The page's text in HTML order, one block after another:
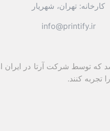
کارخانه: تهران، شهریار
info@printify.ir
که توسط شرکت آرتا در
تجربه کنند.